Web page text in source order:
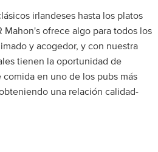
irlandeses hasta los platos
Mahon's ofrece algo para todos los
y acogedor, y con nuestra
tienen la oportunidad de
en uno de los pubs más
una relación calidad-